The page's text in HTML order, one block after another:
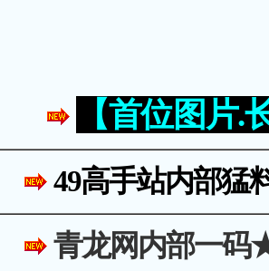
【首位图片.
49高手站内部猛
青龙网内部一